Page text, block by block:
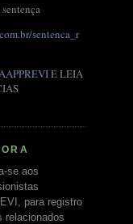
sentenca_r
AAPPREVIE LEIA
se aos
para registro
relacionados